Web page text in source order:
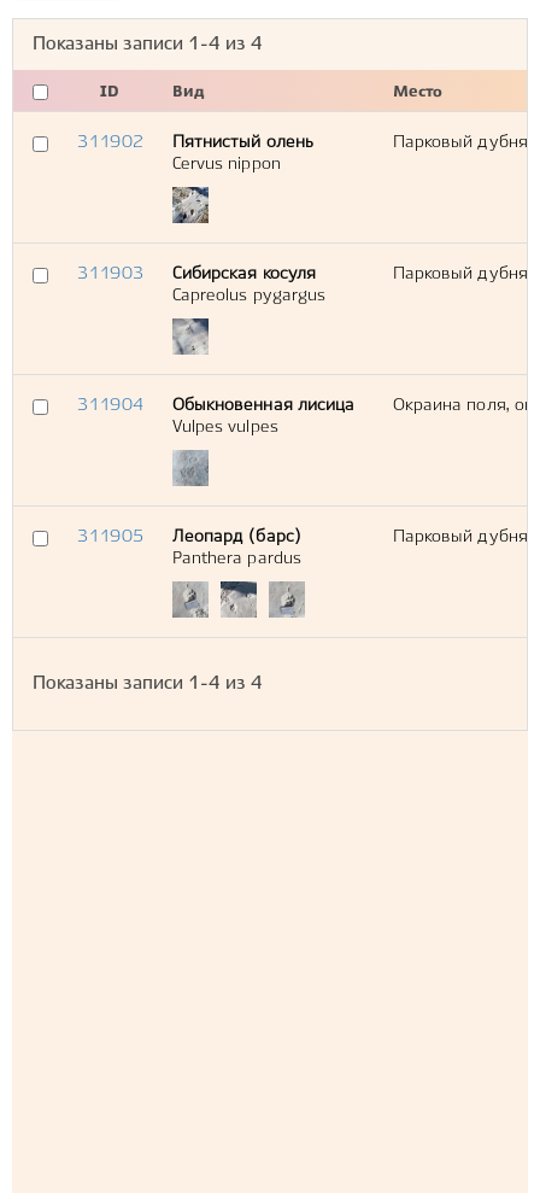
Показаны записи 1-4 из 4
ID Вид Место
311902
Пятнистый олень
Cervus nippon
Парковый
311903
Сибирская косуля
Capreolus pygargus
Парковый
311904
Обыкновенная лисица
Vulpes vulpes
Окраина поля,
311905
Леопард (барс)
Panthera pardus
Парковый
Показаны записи 1-4 из 4